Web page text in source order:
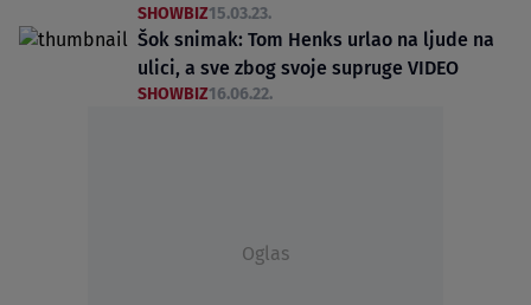
SHOWBIZ15.03.23.
Šok snimak: Tom Henks urlao na ljude na
ulici, a sve zbog svoje supruge VIDEO
SHOWBIZ16.06.22.
Oglas